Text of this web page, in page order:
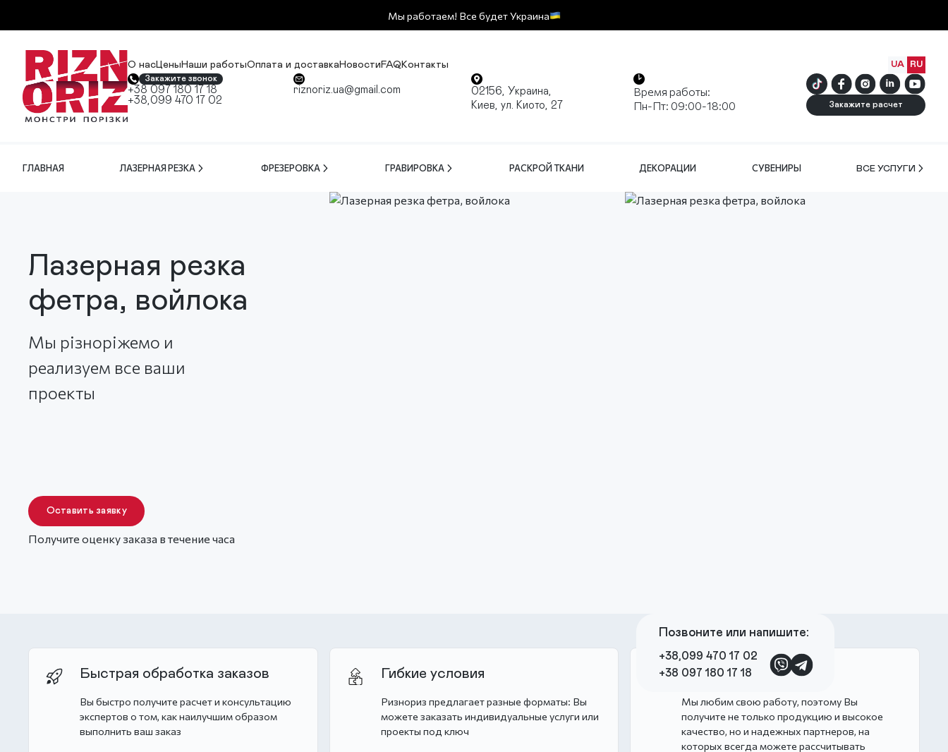
Мы работаем! Все будет Украина
О насЦены Наши работыОплата и доставка Новости FAQ Контакты UA
RU
Закажите звонок
+38 097 180 17 18
+38,099 470 17 02
riznoriz.ua@gmail.com
02156, Украина,
Киев, ул. Киото, 27
Время работы:
Пн-Пт: 09:00-18:00
Закажите расчет
ГЛАВНАЯ ЛАЗЕРНАЯ РЕЗКА ФРЕЗЕРОВКА ГРАВИРОВКА РАСКРОЙ ТКАНИ ДЕКОРАЦИИ СУВЕНИРЫ ВСЕ УСЛУГИ
Лазерная резка
фетра, войлока
Мы різноріжемо и
реализуем все ваши
проекты
Оставить заявку
Получите оценку заказа в течение часа
Позвоните или напишите:
+38,099 470 17 02
+38 097 180 17 18
Быстрая обработка заказов
Вы быстро получите расчет и консультацию
экспертов о том, как наилучшим образом
выполнить ваш заказ
Гибкие условия
Ризнориз предлагает разные форматы: Вы
можете заказать индивидуальные услуги или
проекты под ключ
Монстры в работе
Мы любим свою работу, поэтому Вы
получите не только продукцию и высокое
качество, но и надежных партнеров, на
которых всегда можете рассчитывать